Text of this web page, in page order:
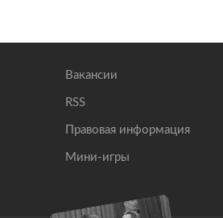
Вакансии
RSS
Правовая информация
Мини-игры